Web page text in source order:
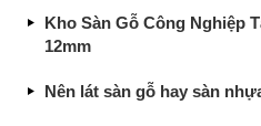
Kho Sàn Gỗ Công Nghiệp
12mm
Nên lát sàn gỗ hay sàn